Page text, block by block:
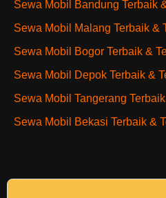
Sewa Mobil Bandung Terbaik
Sewa Mobil Malang Terbaik &
Sewa Mobil Bogor Terbaik &
Sewa Mobil Depok Terbaik &
Sewa Mobil Tangerang
Sewa Mobil Bekasi Terbaik &